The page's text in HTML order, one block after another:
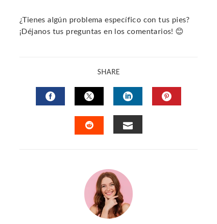
¿Tienes algún problema específico con tus pies?
¡Déjanos tus preguntas en los comentarios! 😊
SHARE
FACEBOOKTWITTERLINKEDIN